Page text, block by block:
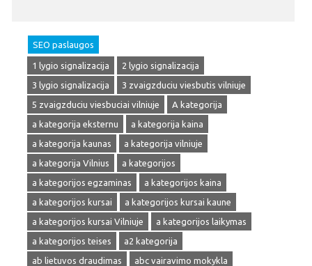
SEO paslaugos
1 lygio signalizacija
2 lygio signalizacija
3 lygio signalizacija
3 zvaigzduciu viesbutis vilniuje
5 zvaigzduciu viesbuciai vilniuje
A kategorija
a kategorija eksternu
a kategorija kaina
a kategorija kaunas
a kategorija vilniuje
a kategorija Vilnius
a kategorijos
a kategorijos egzaminas
a kategorijos kaina
a kategorijos kursai
a kategorijos kursai kaune
a kategorijos kursai Vilniuje
a kategorijos laikymas
a kategorijos teises
a2 kategorija
ab lietuvos draudimas
abc vairavimo mokykla